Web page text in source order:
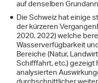
auf denselben
Die Schweiz hat einige
der kürzeren
2020, 2022) welche
Wasserverfügbarkeit
Bereiche (Natur,
Schifffahrt, etc.) gezeigt
analysierten